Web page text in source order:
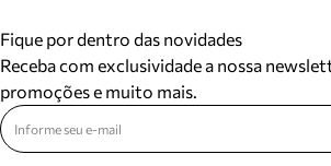
Fique por dentro das novidades
Receba com exclusividade a nossa
promoções e muito mais.